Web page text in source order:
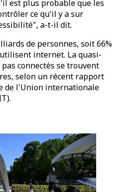
est plus probable que les
ce qu'il y a sur
a-t-il dit.
de personnes, soit 66%
internet. La quasi-
connectés se trouvent
selon un récent rapport
de l'Union internationale